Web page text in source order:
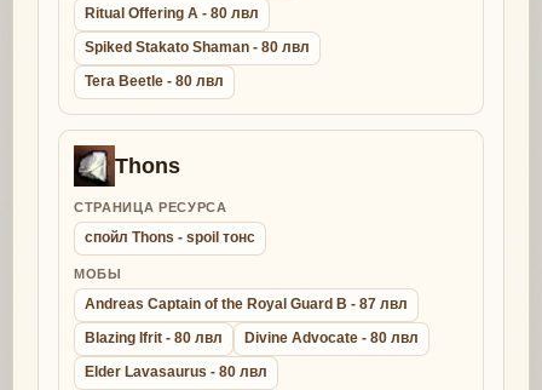
Ritual Offering A - 80 лвл
Spiked Stakato Shaman - 80 лвл
Tera Beetle - 80 лвл
Thons
СТРАНИЦА РЕСУРСА
спойл Thons - spoil тонс
МОБЫ
Andreas Captain of the Royal Guard B - 87 лвл
Blazing Ifrit - 80 лвл
Divine Advocate - 80 лвл
Elder Lavasaurus - 80 лвл